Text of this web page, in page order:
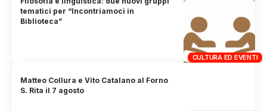
CULTURA ED EVENTI
tematici per “Incontriamoci in
Biblioteca”
Matteo Collura e Vito Catalano al Forno
S. Rita il 7 agosto